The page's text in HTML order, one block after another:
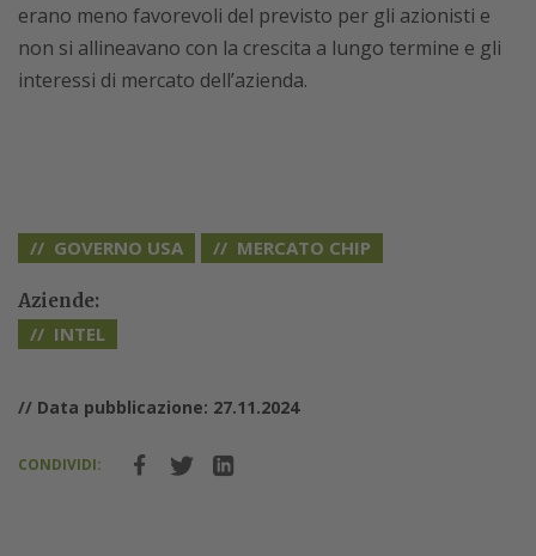
erano meno favorevoli del previsto per gli azionisti e
non si allineavano con la crescita a lungo termine e gli
interessi di mercato dell’azienda.
GOVERNO USA MERCATO CHIP
Aziende:
INTEL
// Data pubblicazione: 27.11.2024
CONDIVIDI: